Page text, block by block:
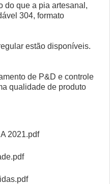
do que a pia artesanal,
304, formato
estão disponíveis.
de P&D e controle
qualidade de produto
2021.pdf